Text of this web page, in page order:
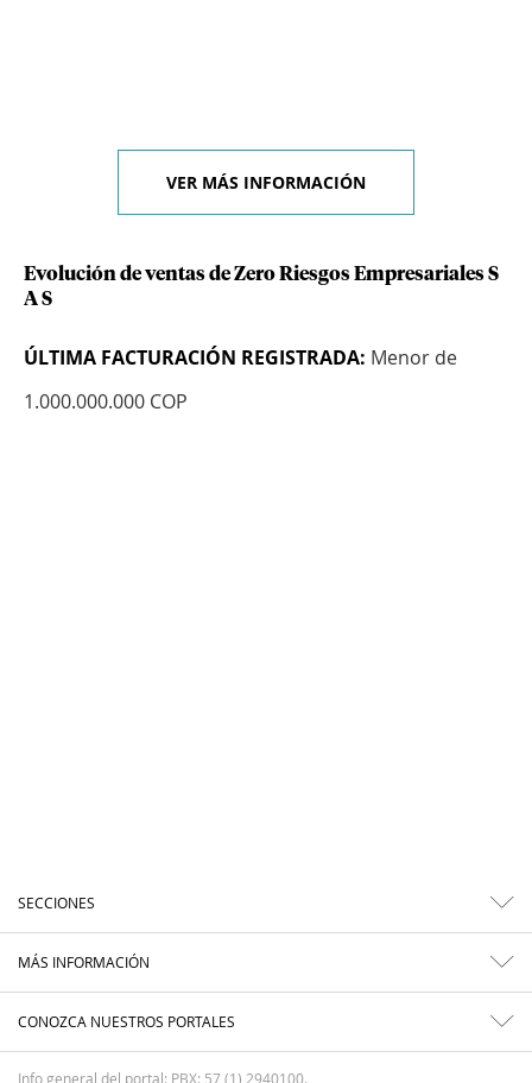
VER MÁS INFORMACIÓN
Evolución de ventas de Zero Riesgos Empresariales S
A S
ÚLTIMA FACTURACIÓN REGISTRADA: Menor de
1.000.000.000 COP
SECCIONES
MÁS INFORMACIÓN
CONOZCA NUESTROS PORTALES
Info general del portal: PBX: 57 (1) 2940100.